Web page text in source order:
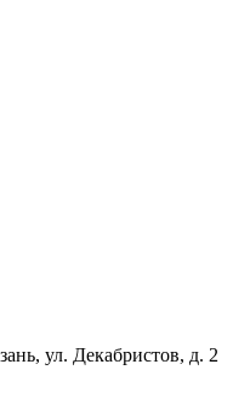
ул. Декабристов, д. 2